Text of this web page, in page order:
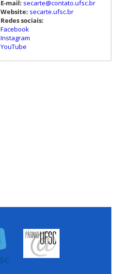
E-mail: secarte@contato.ufsc.br
Website: secarte.ufsc.br
Redes sociais:
Facebook
Instagram
YouTube